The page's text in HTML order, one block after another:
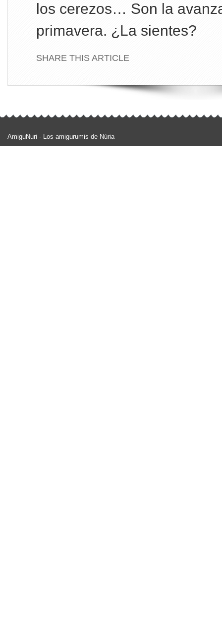
los cerezos… Son la
primavera. ¿La sientes?
SHARE THIS ARTICLE
AmiguNuri - Los amigurumis de Núria